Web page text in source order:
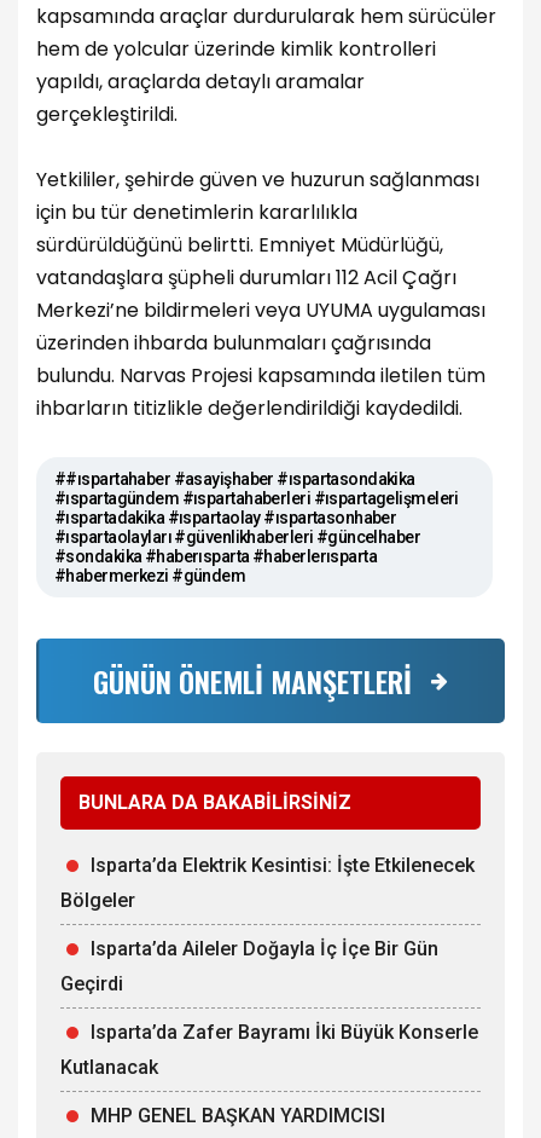
kapsamında araçlar durdurularak hem sürücüler
hem de yolcular üzerinde kimlik kontrolleri
yapıldı, araçlarda detaylı aramalar
gerçekleştirildi.
Yetkililer, şehirde güven ve huzurun sağlanması
için bu tür denetimlerin kararlılıkla
sürdürüldüğünü belirtti. Emniyet Müdürlüğü,
vatandaşlara şüpheli durumları 112 Acil Çağrı
Merkezi’ne bildirmeleri veya UYUMA uygulaması
üzerinden ihbarda bulunmaları çağrısında
bulundu. Narvas Projesi kapsamında iletilen tüm
ihbarların titizlikle değerlendirildiği kaydedildi.
##ıspartahaber #asayişhaber #ıspartasondakika
#ıspartagündem #ıspartahaberleri #ıspartagelişmeleri
#ıspartadakika #ıspartaolay #ıspartasonhaber
#ıspartaolayları #güvenlikhaberleri #güncelhaber
#sondakika #haberısparta #haberlerısparta
#habermerkezi #gündem
GÜNÜN ÖNEMLİ MANŞETLERİ
BUNLARA DA BAKABİLİRSİNİZ
Isparta’da Elektrik Kesintisi: İşte Etkilenecek
Bölgeler
Isparta’da Aileler Doğayla İç İçe Bir Gün
Geçirdi
Isparta’da Zafer Bayramı İki Büyük Konserle
Kutlanacak
MHP GENEL BAŞKAN YARDIMCISI